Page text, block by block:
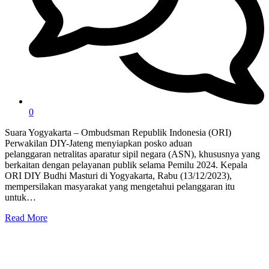
0
Suara Yogyakarta – Ombudsman Republik Indonesia (ORI)
Perwakilan DIY-Jateng menyiapkan posko aduan
pelanggaran netralitas aparatur sipil negara (ASN), khususnya yang
berkaitan dengan pelayanan publik selama Pemilu 2024. Kepala
ORI DIY Budhi Masturi di Yogyakarta, Rabu (13/12/2023),
mempersilakan masyarakat yang mengetahui pelanggaran itu
untuk…
Read More